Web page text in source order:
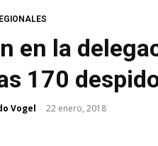
en la
170
Vogel - 22 enero, 2018